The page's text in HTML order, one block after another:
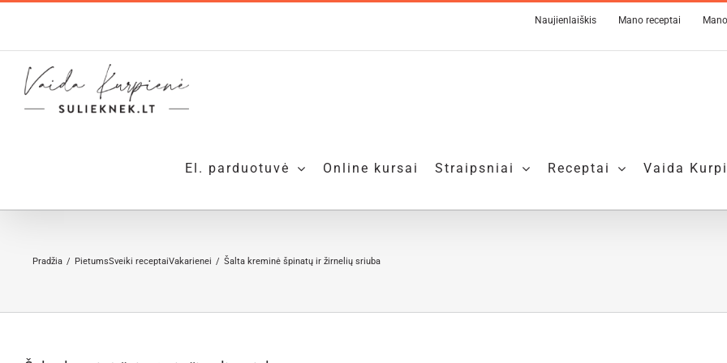
Skip
content
Naujienlaiškis Mano receptai
El. parduotuvė Online kursai Straipsniai Receptai Vaida
Pradžia PietumsSveiki receptaiVakarienei Šalta kreminė špinatų ir žirnelių sriuba